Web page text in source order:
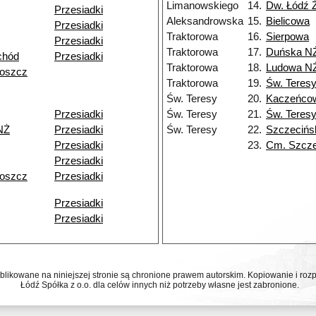
Przesiadki
Przesiadki
Przesiadki
Przesiadki
Przesiadki
Przesiadki
Przesiadki
Przesiadki
Przesiadki
Przesiadki
Przesiadki
Limanowskiego 14. Dw. Łódź
Aleksandrowska 15. Bielicowa
Traktorowa
16. Sierpowa
Traktorowa
17. Duńska
Traktorowa
18.
Ludowa
Traktorowa
19. Św.
Św. Teresy
20.
Św. Teresy
21. Św.
Św. Teresy
22.
23. Cm.
na niniejszej stronie są chronione prawem autorskim. Kopiowanie i
Łódź Spółka z o.o. dla celów innych niż potrzeby własne jest zabronione.